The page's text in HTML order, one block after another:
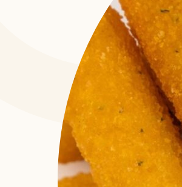
Přílohy a omáčky
Doplňkový sortiment